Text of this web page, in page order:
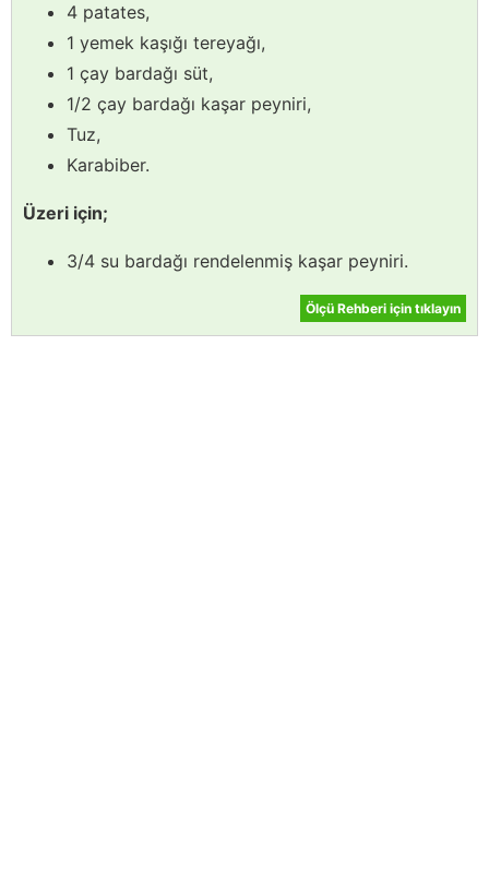
4 patates,
1 yemek kaşığı tereyağı,
1 çay bardağı süt,
1/2 çay bardağı kaşar peyniri,
Tuz,
Karabiber.
Üzeri için;
3/4 su bardağı rendelenmiş kaşar peyniri.
Ölçü Rehberi için tıklayın